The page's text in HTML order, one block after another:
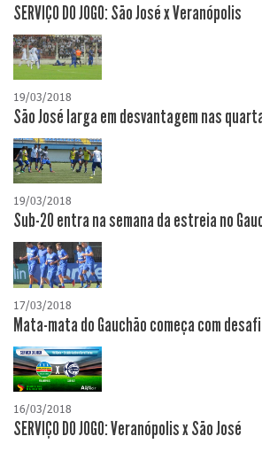
SERVIÇO DO JOGO: São José x Veranópolis
19/03/2018
São José larga em desvantagem nas
19/03/2018
Sub-20 entra na semana da estreia no
17/03/2018
Mata-mata do Gauchão começa com
16/03/2018
SERVIÇO DO JOGO: Veranópolis x São José